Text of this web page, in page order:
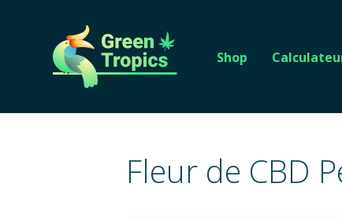
Shop
Fleur de CBD